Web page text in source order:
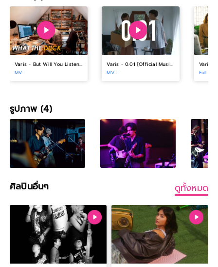
Varis - But Will You Listen to Me? [Homie Video]
MV :
Varis - 0.01 [Official Music Video]
MV :
Full
รูปภาพ (4)
ศิลปินอื่นๆ ดูทั้งหมด